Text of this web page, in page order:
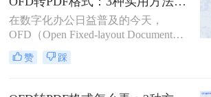
好地分享、阅读和存档。那么OFD怎
样转换成PDF格式呢？本文将为您介
绍四种将OFD转换为PDF的方法。
在数字化办公日益普及的今天，
OFD（Open Fixed-layout Document）
作为一种新兴的电子文档格式，凭借
其良好的安全性和标准化特性，在电
应用。然而，PDF（Portable
赞 踩